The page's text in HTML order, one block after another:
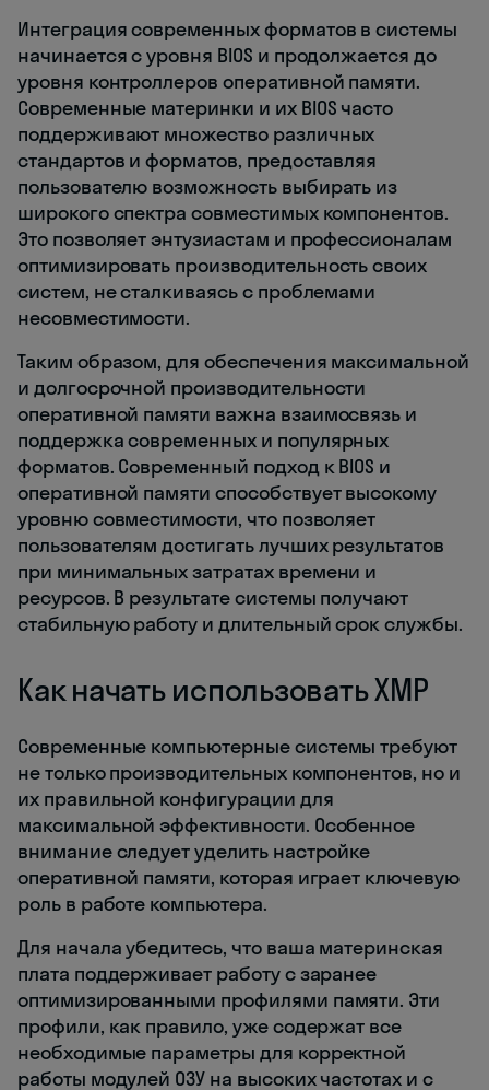
Интеграция современных форматов в системы
начинается с уровня BIOS и продолжается до
уровня контроллеров оперативной памяти.
Современные материнки и их BIOS часто
поддерживают множество различных
стандартов и форматов, предоставляя
пользователю возможность выбирать из
широкого спектра совместимых компонентов.
Это позволяет энтузиастам и профессионалам
оптимизировать производительность своих
систем, не сталкиваясь с проблемами
несовместимости.
Таким образом, для обеспечения максимальной
и долгосрочной производительности
оперативной памяти важна взаимосвязь и
поддержка современных и популярных
форматов. Современный подход к BIOS и
оперативной памяти способствует высокому
уровню совместимости, что позволяет
пользователям достигать лучших результатов
при минимальных затратах времени и
ресурсов. В результате системы получают
стабильную работу и длительный срок службы.
Как начать использовать XMP
Современные компьютерные системы требуют
не только производительных компонентов, но и
их правильной конфигурации для
максимальной эффективности. Особенное
внимание следует уделить настройке
оперативной памяти, которая играет ключевую
роль в работе компьютера.
Для начала убедитесь, что ваша материнская
плата поддерживает работу с заранее
оптимизированными профилями памяти. Эти
профили, как правило, уже содержат все
необходимые параметры для корректной
работы модулей ОЗУ на высоких частотах и с